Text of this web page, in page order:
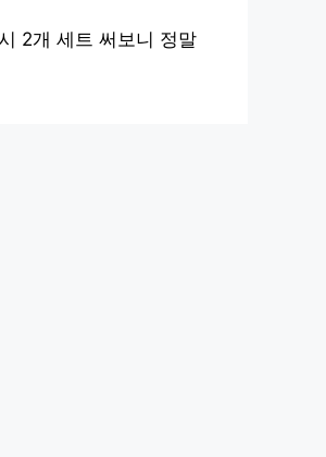
2개 세트 써보니 정말